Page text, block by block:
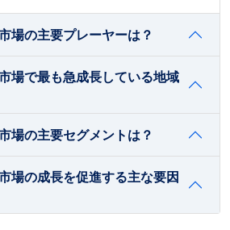
場の主要プレーヤーは？
場で最も急成長している地域
場の主要セグメントは？
場の成長を促進する主な要因